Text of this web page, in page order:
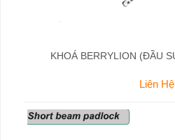
KHOÁ BERRYLION (ĐẦU
Liên Hệ